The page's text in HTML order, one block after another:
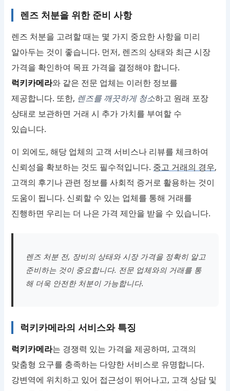
렌즈 처분을 위한 준비 사항
렌즈 처분을 고려할 때는 몇 가지 중요한 사항을 미리
알아두는 것이 좋습니다. 먼저, 렌즈의 상태와 최근 시장
가격을 확인하여 목표 가격을 결정해야 합니다.
럭키카메라와 같은 전문 업체는 이러한 정보를
제공합니다. 또한, 렌즈를 깨끗하게 청소하고 원래 포장
상태로 보관하면 거래 시 추가 가치를 부여할 수
있습니다.
이 외에도, 해당 업체의 고객 서비스나 리뷰를 체크하여
신뢰성을 확보하는 것도 필수적입니다. 중고 거래의 경우,
고객의 후기나 관련 정보를 사회적 증거로 활용하는 것이
도움이 됩니다. 신뢰할 수 있는 업체를 통해 거래를
진행하면 우리는 더 나은 가격 제안을 받을 수 있습니다.
렌즈 처분 전, 장비의 상태와 시장 가격을 정확히 알고
준비하는 것이 중요합니다. 전문 업체와의 거래를 통
해 더욱 안전한 처분이 가능합니다.
럭키카메라의 서비스와 특징
럭키카메라는 경쟁력 있는 가격을 제공하며, 고객의
맞춤형 요구를 충족하는 다양한 서비스로 유명합니다.
강변역에 위치하고 있어 접근성이 뛰어나고, 고객 상담 및